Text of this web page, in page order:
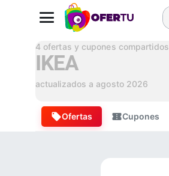
4ofertas y cupones compartidos
IKEA
actualizados a agosto 2026
Ofertas Cupones